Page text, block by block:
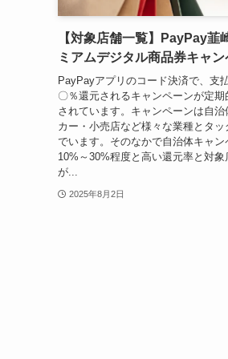
【対象店舗一覧】PayPay韮
ミアムデジタル商品券キャ
PayPayアプリのコード決済で、支
〇％還元されるキャンペーンが定期
されています。キャンペーンは自治
カー・小売店など様々な業種とタッ
でいます。そのなかで自治体キャン
10%～30%程度と高い還元率と対象
が...
2025年8月2日